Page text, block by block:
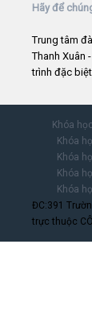
Hãy để
Trung tâm
Thanh Xuân
trình đặc
Khóa
Khóa
Khóa
Khóa
Khóa
ĐC:391
trực thuộc